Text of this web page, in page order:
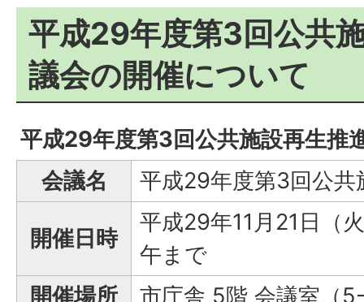
平成29年度第3回公共
議会の開催について
平成29年度第3回公共施設再生推
会議名
平成29年度第3回公共
開催日時
平成29年11月21日（
午まで
開催場所
市庁舎 5階 会議室（